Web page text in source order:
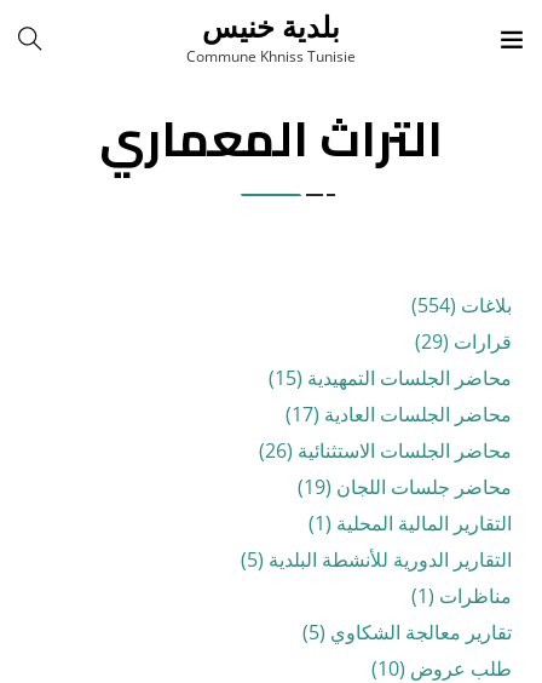
بلدية خنيس
Commune Khniss Tunisie
التراث المعماري
بلاغات (554)
قرارات (29)
محاضر الجلسات التمهيدية (15)
محاضر الجلسات العادية (17)
محاضر الجلسات الاستثنائية (26)
محاضر جلسات اللجان (19)
التقارير المالية المحلية (1)
التقارير الدورية للأنشطة البلدية (5)
مناظرات (1)
تقارير معالجة الشكاوي (5)
طلب عروض (10)